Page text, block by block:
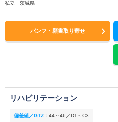
私立 茨城県
パンフ・願書取り寄せ
リハビリテーション
偏差値／GTZ ： 44～46／D1～C3